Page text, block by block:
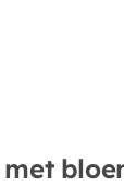
met